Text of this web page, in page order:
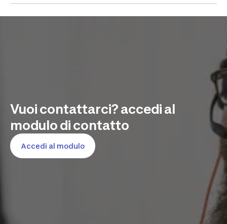
Vuoi contattarci? accedi al
modulo di contatto
Accedi al modulo